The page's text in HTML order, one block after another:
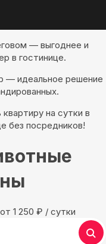
— выгоднее и
в гостинице.
— идеальное решение
на сутки в
без посредников!
1 250 ₽ / сутки